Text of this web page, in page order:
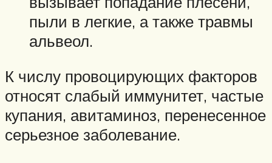
пыли в легкие, а также травмы
альвеол.
К числу провоцирующих факторов
относят слабый иммунитет, частые
купания, авитаминоз, перенесенное
серьезное заболевание.